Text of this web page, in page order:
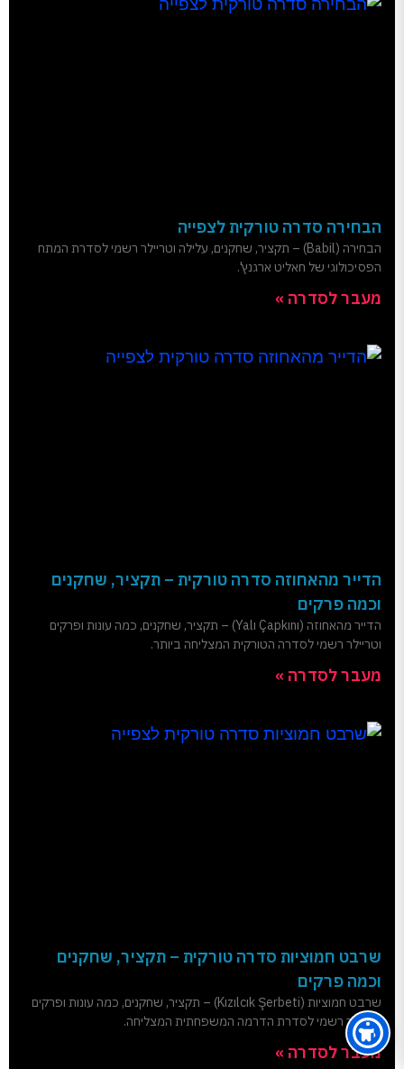
הבחירה סדרה טורקית לצפייה
הבחירה (Babil) – תקציר, שחקנים, עלילה וטריילר רשמי לסדרת המתח
הפסיכולוגי של חאליט ארגנץ'.
מעבר לסדרה »
הדייר מהאחוזה סדרה טורקית – תקציר, שחקנים
וכמה פרקים
הדייר מהאחוזה (Yalı Çapkını) – תקציר, שחקנים, כמה עונות ופרקים
וטריילר רשמי לסדרה הטורקית המצליחה ביותר.
מעבר לסדרה »
שרבט חמוציות סדרה טורקית – תקציר, שחקנים
וכמה פרקים
שרבט חמוציות (Kızılcık Şerbeti) – תקציר, שחקנים, כמה עונות ופרקים
וטריילר רשמי לסדרת הדרמה המשפחתית המצליחה.
מעבר לסדרה »